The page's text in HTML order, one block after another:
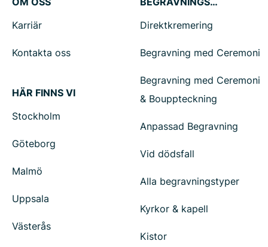
Karriär
Kontakta oss
HÄR FINNS VI
Stockholm
Göteborg
Malmö
Uppsala
Västerås
Direktkremering
Begravning med Ceremoni
Begravning med Ceremoni
& Bouppteckning
Anpassad Begravning
Vid dödsfall
Alla begravningstyper
Kyrkor & kapell
Kistor